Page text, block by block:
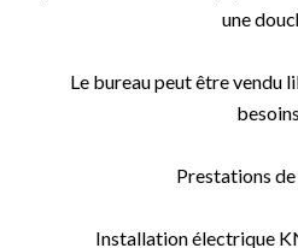
une
Le bureau peut être vendu
Prestations
Installation électrique